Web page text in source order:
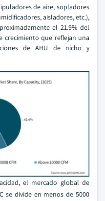
de aire, sopladores
aisladores, etc.),
el 21.9% del
crecimiento que reflejan una
de AHU de nicho y
el mercado global de
se divide en menos de 5000